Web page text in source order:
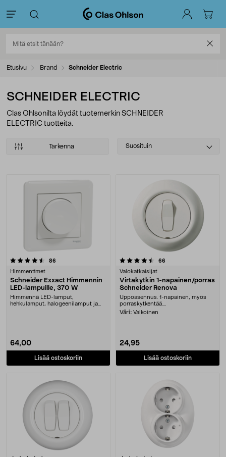
Etusivu Brand Schneider Electric
SCHNEIDER ELECTRIC
Clas Ohlsonilta löydät tuotemerkin SCHNEIDER
ELECTRIC tuotteita.
Tarkenna
Select
Suosituin
Tuotteet
86
Himmentimet
Schneider Exxact Himmennin
LED-lampuille, 370 W
Himmennä LED-lamput,
hehkulamput, halogeenilamput ja
64,00
Lisää ostoskoriin
4.5 viidestä tähdestä 66
Valokatkaisijat
Virtakytkin 1-napainen/porras
Schneider Renova
Uppoasennus. 1-napainen, myös
porraskytkentää....
Väri: Valkoinen
24,95
Lisää ostoskoriin